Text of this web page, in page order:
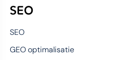
SEO
SEO
GEO optimalisatie